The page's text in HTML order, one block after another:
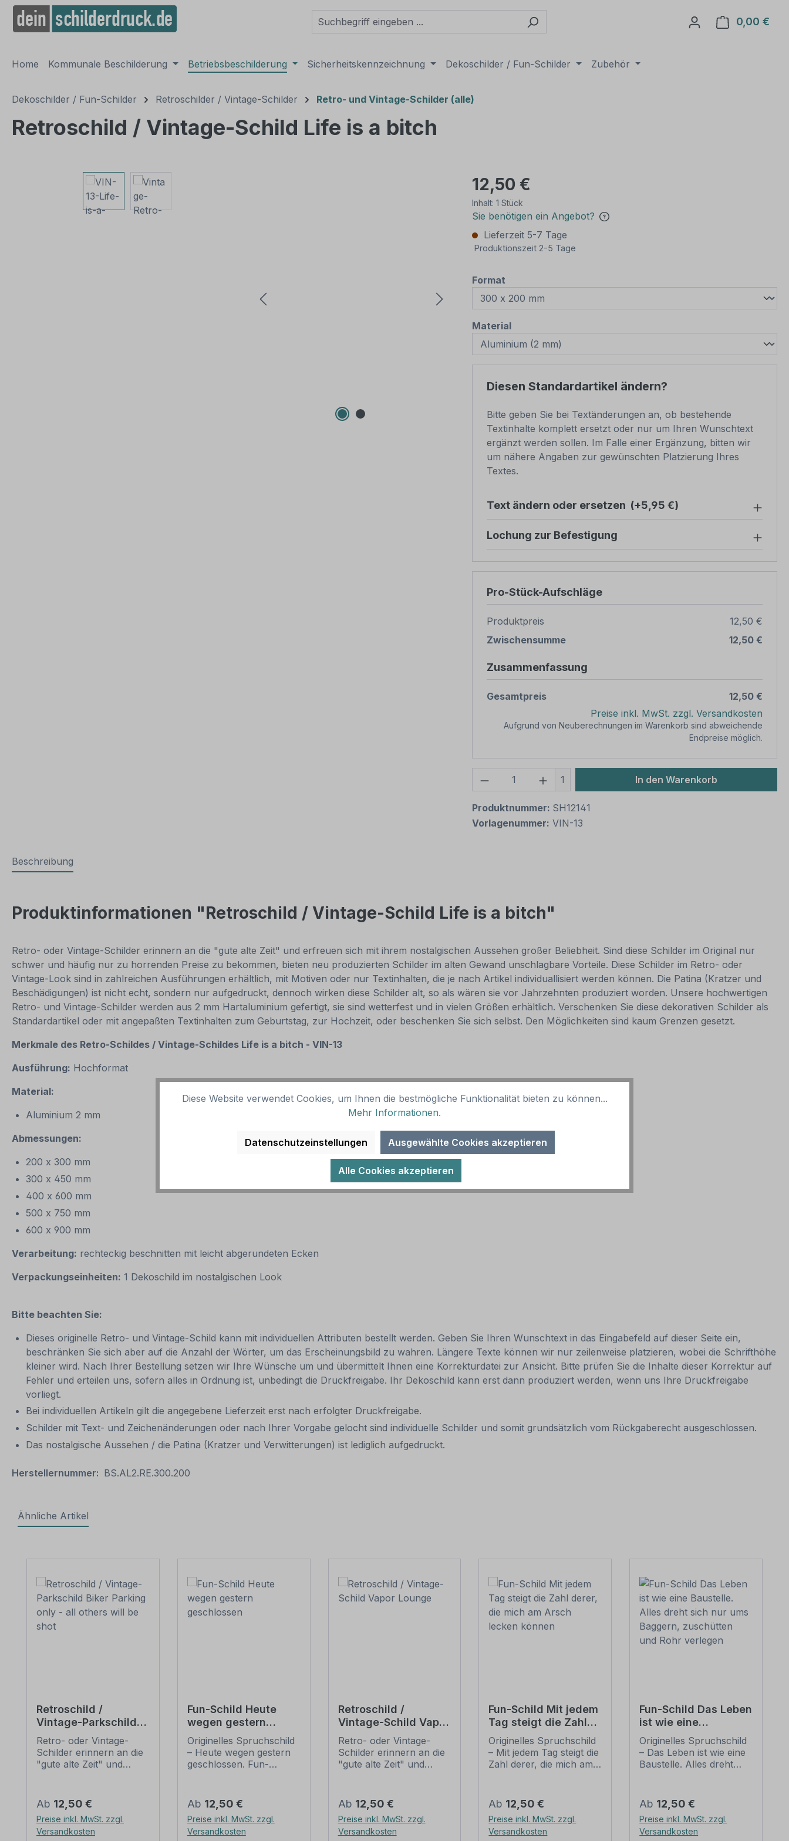
Zur Hauptnavigation springen
0,00 €
Home Kommunale Beschilderung Betriebsbeschilderung Sicherheitskennzeichnung Dekoschilder / Fun-Schilder Zubehör
Dekoschilder / Fun-Schilder Retroschilder / Vintage-Schilder Retro- und Vintage-Schilder (alle)
Retroschild / Vintage-Schild Life is a bitch
Bildergalerie überspringen 12,50 €
Inhalt: 1 Stück
Sie benötigen ein Angebot?
Lieferzeit 5-7 Tage
Produktionszeit 2-5 Tage
Format
Materialauswählen
Diesen Standardartikel ändern?
Bitte geben Sie bei Textänderungen an, ob bestehende
Textinhalte komplett ersetzt oder nur um Ihren Wunschtext
ergänzt werden sollen. Im Falle einer Ergänzung, bitten wir
um nähere Angaben zur gewünschten Platzierung Ihres
Textes.
Text ändern oder ersetzen (+5,95 €)
Lochung zur Befestigung
Pro-Stück-Aufschläge
Produktpreis
12,50 €
Zwischensumme
12,50 €
Zusammenfassung
Gesamtpreis
12,50 €
Preise inkl. MwSt. zzgl. Versandkosten
Aufgrund von Neuberechnungen im Warenkorb sind abweichende
Endpreise möglich.
Produkt Anzahl: Gib den gewünschten Wert
1 In den Warenkorb
Produktnummer: SH12141
Vorlagenummer: VIN-13
Beschreibung
Produktinformationen "Retroschild / Vintage-Schild Life is a bitch"
Retro- oder Vintage-Schilder erinnern an die "gute alte Zeit" und erfreuen sich mit ihrem nostalgischen Aussehen großer Beliebheit. Sind diese Schilder im Original nur
schwer und häufig nur zu horrenden Preise zu bekommen, bieten neu produzierten Schilder im alten Gewand unschlagbare Vorteile. Diese Schilder im Retro- oder
Vintage-Look sind in zahlreichen Ausführungen erhältlich, mit Motiven oder nur Textinhalten, die je nach Artikel individuallisiert werden können. Die Patina (Kratzer und
Beschädigungen) ist nicht echt, sondern nur aufgedruckt, dennoch wirken diese Schilder alt, so als wären sie vor Jahrzehnten produziert worden. Unsere hochwertigen
Retro- und Vintage-Schilder werden aus 2 mm Hartaluminium gefertigt, sie sind wetterfest und in vielen Größen erhältlich. Verschenken Sie diese dekorativen Schilder als
Standardartikel oder mit angepaßten Textinhalten zum Geburtstag, zur Hochzeit, oder beschenken Sie sich selbst. Den Möglichkeiten sind kaum Grenzen gesetzt.
Merkmale des Retro-Schildes / Vintage-Schildes Life is a bitch - VIN-13
Ausführung: Hochformat
Material:
Aluminium 2 mm
Abmessungen:
200 x 300 mm
300 x 450 mm
400 x 600 mm
500 x 750 mm
600 x 900 mm
Verarbeitung: rechteckig beschnitten mit leicht abgerundeten Ecken
Verpackungseinheiten: 1 Dekoschild im nostalgischen Look
Bitte beachten Sie:
Dieses originelle Retro- und Vintage-Schild kann mit individuellen Attributen bestellt werden. Geben Sie Ihren Wunschtext in das Eingabefeld auf dieser Seite ein,
beschränken Sie sich aber auf die Anzahl der Wörter, um das Erscheinungsbild zu wahren. Längere Texte können wir nur zeilenweise platzieren, wobei die Schrifthöhe
kleiner wird. Nach Ihrer Bestellung setzen wir Ihre Wünsche um und übermittelt Ihnen eine Korrekturdatei zur Ansicht. Bitte prüfen Sie die Inhalte dieser Korrektur auf
Fehler und erteilen uns, sofern alles in Ordnung ist, unbedingt die Druckfreigabe. Ihr Dekoschild kann erst dann produziert werden, wenn uns Ihre Druckfreigabe
vorliegt.
Bei individuellen Artikeln gilt die angegebene Lieferzeit erst nach erfolgter Druckfreigabe.
Schilder mit Text- und Zeichenänderungen oder nach Ihrer Vorgabe gelocht sind individuelle Schilder und somit grundsätzlich vom Rückgaberecht ausgeschlossen.
Das nostalgische Aussehen / die Patina (Kratzer und Verwitterungen) ist lediglich aufgedruckt.
Herstellernummer: BS.AL2.RE.300.200
Ähnliche Artikel
Retroschild /
Vintage-Parkschild
Biker Parking only -
all others will be shot
Retro- oder Vintage-
Schilder erinnern an die
"gute alte Zeit" und
großer Beliebheit. Sind
diese Schilder im Original
nur schwer und häufig
nur zu horrenden Preise
Regulärer Preis:
Ab 12,50 €
Preise inkl. MwSt. zzgl.
Versandkosten
Fun-Schild Heute
wegen gestern
geschlossen
Originelles Spruchschild
– Heute wegen gestern
geschlossen. Fun-
Sie sind humorvoll,
manchmal ein wenig
derb, heben sich aber
von herkömmlichen
Regulärer Preis:
Ab 12,50 €
Preise inkl. MwSt. zzgl.
Versandkosten
Retroschild /
Vintage-Schild Vapor
Lounge
Retro- oder Vintage-
Schilder erinnern an die
"gute alte Zeit" und
großer Beliebheit. Sind
diese Schilder im Original
nur schwer und häufig
nur zu horrenden Preise
Regulärer Preis:
Ab 12,50 €
Preise inkl. MwSt. zzgl.
Versandkosten
Fun-Schild Mit jedem
Tag steigt die Zahl
derer, die mich am
Arsch lecken können
Originelles Spruchschild
– Mit jedem Tag steigt die
Zahl derer, die mich am
Schilder der etwas
anderen Art. Sie sind
humorvoll, manchmal
ein wenig derb, heben
Regulärer Preis:
Ab 12,50 €
Preise inkl. MwSt. zzgl.
Versandkosten
Fun-Schild Das Leben
ist wie eine
Baustelle. Alles dreht
sich nur ums
Baggern, zuschütten
Originelles Spruchschild
– Das Leben ist wie eine
Baustelle. Alles dreht
verlegen. Fun-Schilder
sind Schilder der etwas
anderen Art. Sie sind
humorvoll, manchmal
Regulärer Preis:
Ab 12,50 €
Preise inkl. MwSt. zzgl.
Versandkosten
Diese Website verwendet Cookies, um Ihnen die bestmögliche Funktionalität bieten zu können...
Mehr Informationen.
Datenschutzeinstellungen Ausgewählte Cookies akzeptieren
Alle Cookies akzeptieren